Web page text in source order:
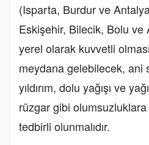
(Isparta, Burdur ve
Eskişehir, Bilecik, Bolu
yerel olarak kuvvetli
meydana gelebilecek, ani
yıldırım, dolu yağışı ve
rüzgar gibi
tedbirli olunmalıdır.